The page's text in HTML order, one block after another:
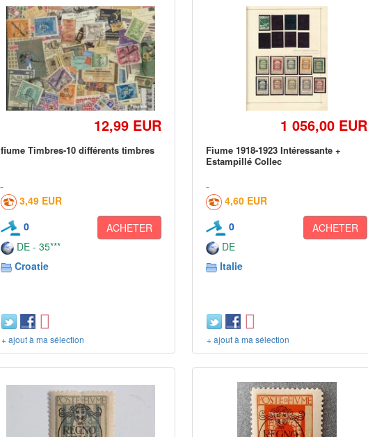
12,99 EUR
fiume Timbres-10 différents timbres
3,49 EUR
0
ACHETER
DE - 35***
Croatie
+ ajout à ma sélection
1 056,00 EUR
Fiume 1918-1923 Intéressante +
Estampillé Collec
4,60 EUR
0
ACHETER
DE
Italie
+ ajout à ma sélection